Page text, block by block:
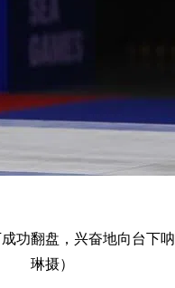
功翻盘，兴奋地向台下
琳摄）